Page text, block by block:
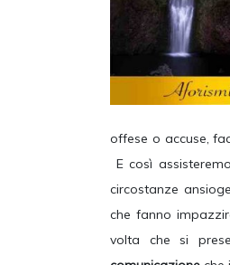
offese o accuse,
E così
circostanze
che fanno
volta che si